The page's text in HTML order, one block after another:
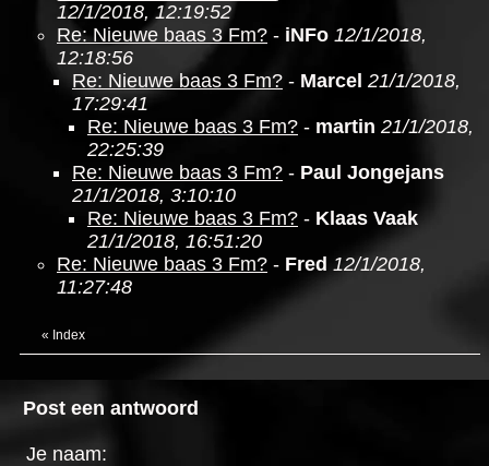
12/1/2018, 12:19:52
Re: Nieuwe baas 3 Fm? - iNFo 12/1/2018,
12:18:56
Re: Nieuwe baas 3 Fm? - Marcel 21/1/2018,
17:29:41
Re: Nieuwe baas 3 Fm? - martin 21/1/2018,
22:25:39
Re: Nieuwe baas 3 Fm? - Paul Jongejans
21/1/2018, 3:10:10
Re: Nieuwe baas 3 Fm? - Klaas Vaak
21/1/2018, 16:51:20
Re: Nieuwe baas 3 Fm? - Fred 12/1/2018,
11:27:48
« Index
Post een antwoord
Je naam: